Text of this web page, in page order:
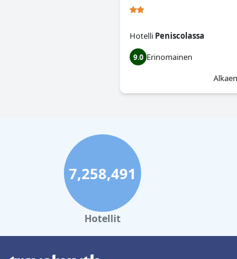
Hotelli Peniscolassa
9.0 Erinomainen
Alkaen
7,258,491
Hotellit